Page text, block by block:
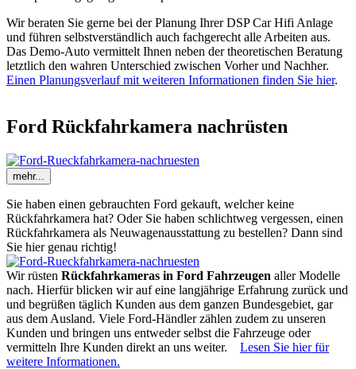
Wir beraten Sie gerne bei der Planung Ihrer DSP Car Hifi Anlage
und führen selbstverständlich auch fachgerecht alle Arbeiten aus.
Das Demo-Auto vermittelt Ihnen neben der theoretischen Beratung
letztlich den wahren Unterschied zwischen Vorher und Nachher.
Einen Planungsverlauf mit weiteren Informationen finden Sie hier.
Ford Rückfahrkamera nachrüsten
mehr...
Sie haben einen gebrauchten Ford gekauft, welcher keine
Rückfahrkamera hat? Oder Sie haben schlichtweg vergessen, einen
Rückfahrkamera als Neuwagenausstattung zu bestellen? Dann sind
Sie hier genau richtig!
Wir rüsten Rückfahrkameras in Ford Fahrzeugen aller Modelle
nach. Hierfür blicken wir auf eine langjährige Erfahrung zurück und
und begrüßen täglich Kunden aus dem ganzen Bundesgebiet, gar
aus dem Ausland. Viele Ford-Händler zählen zudem zu unseren
Kunden und bringen uns entweder selbst die Fahrzeuge oder
vermitteln Ihre Kunden direkt an uns weiter. Lesen Sie hier für
weitere Informationen.